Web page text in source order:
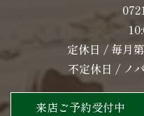
定休日 / 毎月
不定休日 / ノ
来店ご予約受付中